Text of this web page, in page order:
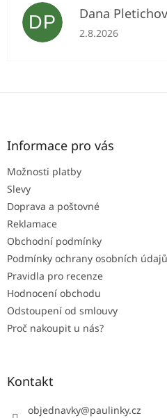
DP Dana
Hodnocení
2.8.2026
Z
Informace pro vás
Možnosti platby
Slevy
Doprava a poštovné
Reklamace
Obchodní podmínky
Podmínky ochrany osobních údajů
Pravidla pro recenze
Hodnocení obchodu
Odstoupení od smlouvy
Proč nakoupit u nás?
Kontakt
objednavky@paulinky.cz